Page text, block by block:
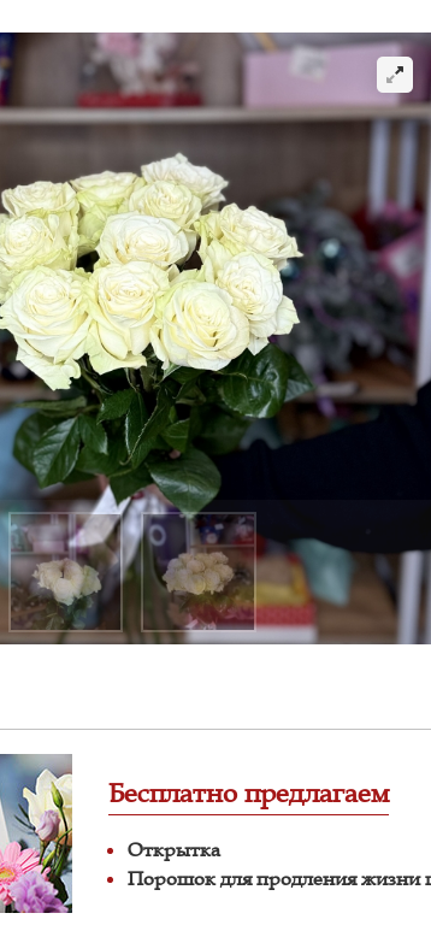
Бесплатно предлагаем
Открытка
Порошок для продления жизни